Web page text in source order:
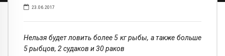
23.06.2017
Нельзя будет ловить более 5 кг рыбы, а также больше
5 рыбцов, 2 судаков и 30 раков